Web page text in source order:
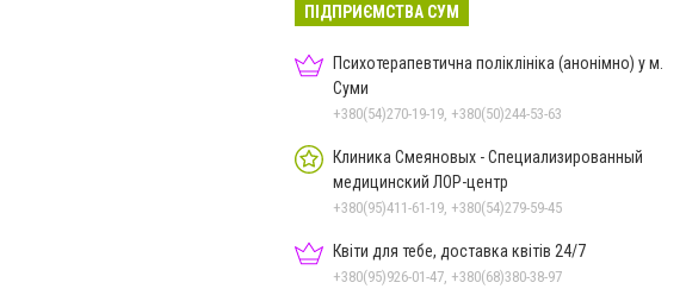
ПІДПРИЄМСТВА СУМ
Психотерапевтична поліклініка (анонімно) у м.
Суми
+380(54)270-19-19, +380(50)244-53-63
Клиника Смеяновых - Специализированный
медицинский ЛОР-центр
+380(95)411-61-19, +380(54)279-59-45
Квіти для тебе, доставка квітів 24/7
+380(95)926-01-47, +380(68)380-38-97